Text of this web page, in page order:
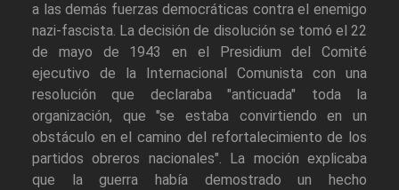
a las demás fuerzas democráticas contra el enemigo
nazi-fascista. La decisión de disolución se tomó el 22
de mayo de 1943 en el Presidium del Comité
ejecutivo de la Internacional Comunista con una
resolución que declaraba "anticuada" toda la
organización, que "se estaba convirtiendo en un
obstáculo en el camino del refortalecimiento de los
partidos obreros nacionales". La moción explicaba
que la guerra había demostrado un hecho